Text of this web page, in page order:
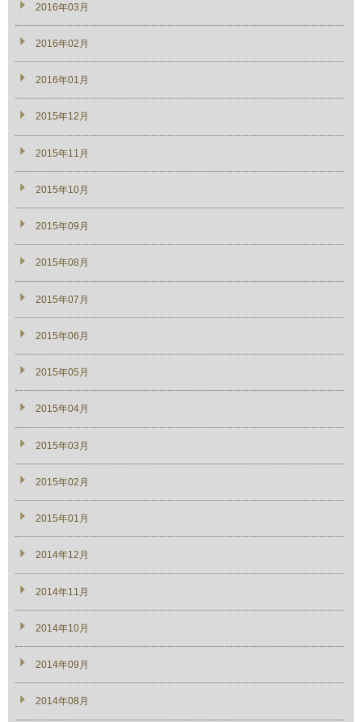
2016年03月
2016年02月
2016年01月
2015年12月
2015年11月
2015年10月
2015年09月
2015年08月
2015年07月
2015年06月
2015年05月
2015年04月
2015年03月
2015年02月
2015年01月
2014年12月
2014年11月
2014年10月
2014年09月
2014年08月